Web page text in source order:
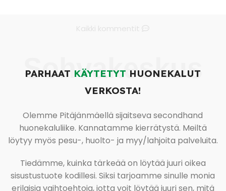
Sohvakeskus
PARHAAT KÄYTETYT HUONEKALUT
VERKOSTA!
Olemme Pitäjänmäellä sijaitseva secondhand
huonekaluliike. Kannatamme kierrätystä. Meiltä
löytyy myös pesu-, huolto- ja myy/lahjoita palveluita.
Tiedämme, kuinka tärkeää on löytää juuri oikea
sisustustuote kodillesi. Siksi tarjoamme sinulle monia
erilaisia vaihtoehtoja, jotta voit löytää juuri sen, mitä